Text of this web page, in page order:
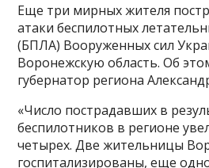
Еще три мирных жителя
атаки беспилотных
(БПЛА) Вооруженных сил
Воронежскую область. Об
губернатор региона
«Число пострадавших в
беспилотников в регионе
четырех. Две жительницы
госпитализированы, еще